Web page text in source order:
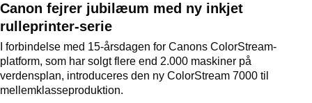
Canon fejrer jubilæum med ny inkjet
rulleprinter-serie
I forbindelse med 15-årsdagen for Canons ColorStream-
platform, som har solgt flere end 2.000 maskiner på
verdensplan, introduceres den ny ColorStream 7000 til
mellemklasseproduktion.